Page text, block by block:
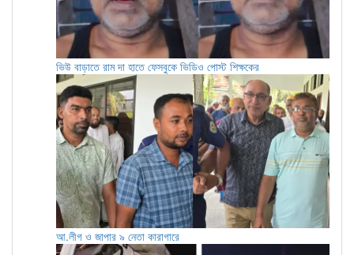
ভিউ বাড়াতে রাম দা হাতে ফেসবুকে ভিডিও পোস্ট শিক্ষকের
আ.লীগ ও জাপার ৯ নেতা কারাগারে